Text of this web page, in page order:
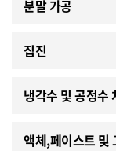
분말 가공
집진
냉각수 및 공정수
액체,페이스트 및